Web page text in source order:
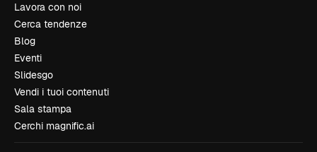
Lavora con noi
Cerca tendenze
Blog
Eventi
Slidesgo
Vendi i tuoi contenuti
Sala stampa
Cerchi magnific.ai